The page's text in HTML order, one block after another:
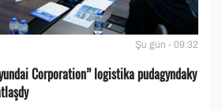
Şu gün - 09:32
Corporation” logistika pudagyndaky